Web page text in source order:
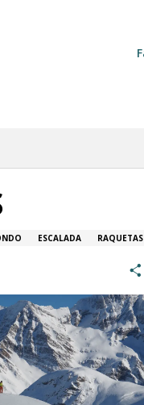
ESCALADA RAQUETAS